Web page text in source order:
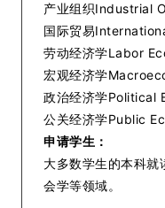
产业组织Industrial
国际贸易
劳动经济学Labor
宏观经济学
政治经济学Political
公关经济学Public
申请学生：
大多数学生的本科就
会学等领域。